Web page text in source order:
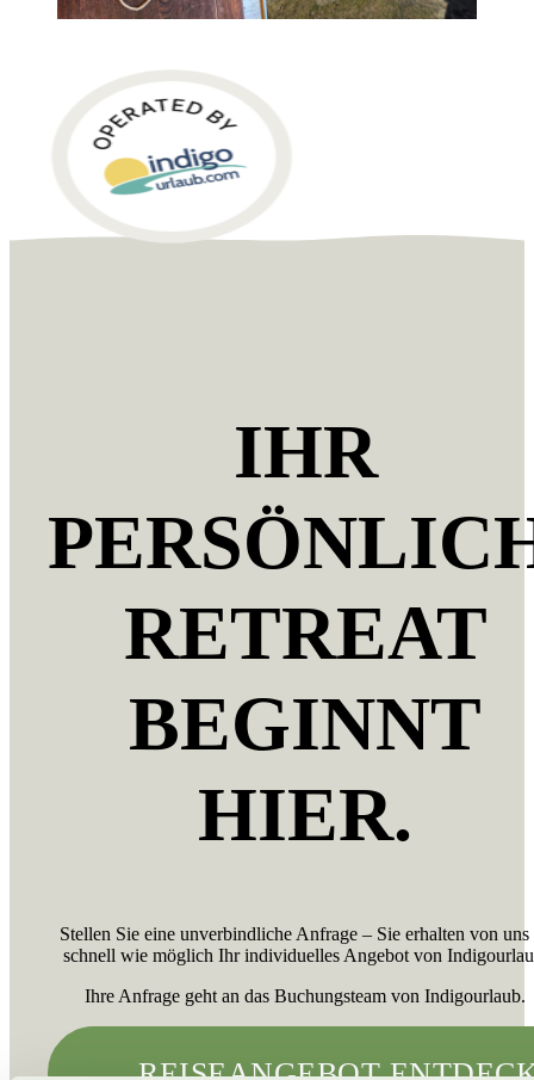
IHR
RETREAT
BEGINNT
HIER.
Stellen Sie eine unverbindliche Anfrage – Sie erhalten von uns
schnell wie möglich Ihr individuelles Angebot von
Ihre Anfrage geht an das Buchungsteam von Indigourlaub.